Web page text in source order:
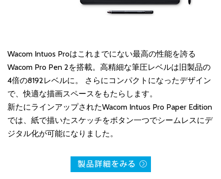
Wacom Intuos Proはこれまでにない最高の性能を誇る
Wacom Pro Pen 2を搭載。高精細な筆圧レベルは旧製品の
4倍の8192レベルに。 さらにコンパクトになったデザイン
で、快適な描画スペースをもたらします。
新たにラインアップされたWacom Intuos Pro Paper Edition
では、紙で描いたスケッチをボタン一つでシームレスにデ
ジタル化が可能になりました。